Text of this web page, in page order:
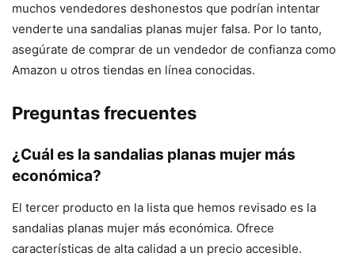
muchos vendedores deshonestos que podrían intentar
venderte una sandalias planas mujer falsa. Por lo tanto,
asegúrate de comprar de un vendedor de confianza como
Amazon u otros tiendas en línea conocidas.
Preguntas frecuentes
¿Cuál es la sandalias planas mujer más
económica?
El tercer producto en la lista que hemos revisado es la
sandalias planas mujer más económica. Ofrece
características de alta calidad a un precio accesible.